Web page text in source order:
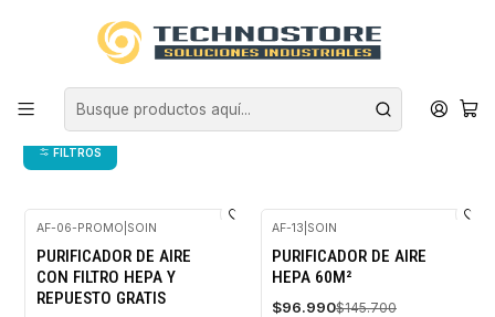
Inicio CLIMATIZACIÓN
PURIFICADOR DE AIRE
PURIFICADOR DE AIRE
FILTROS
-34%
OFF
AF-06-PROMO SOIN
PURIFICADOR DE AIRE
CON FILTRO HEPA Y
REPUESTO GRATIS
-33%
OFF
AF-13 SOIN
PURIFICADOR DE AIRE
HEPA 60M²
$96.990$145.700